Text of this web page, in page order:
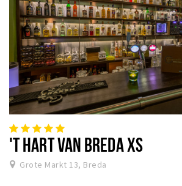
'T HART VAN BREDA XS
Grote Markt 13, Breda